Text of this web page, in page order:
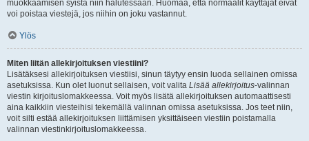
muokkaamisen syistä niin halutessaan. Huomaa, että normaalit käyttäjät eivät
voi poistaa viestejä, jos niihin on joku vastannut.
Ylös
Miten liitän allekirjoituksen viestiini?
Lisätäksesi allekirjoituksen viestiisi, sinun täytyy ensin luoda sellainen omissa
asetuksissa. Kun olet luonut sellaisen, voit valita Lisää allekirjoitus-valinnan
viestin kirjoituslomakkeessa. Voit myös lisätä allekirjoituksen automaattisesti
aina kaikkiin viesteihisi tekemällä valinnan omissa asetuksissa. Jos teet niin,
voit silti estää allekirjoituksen liittämisen yksittäiseen viestiin poistamalla
valinnan viestinkirjoituslomakkeessa.